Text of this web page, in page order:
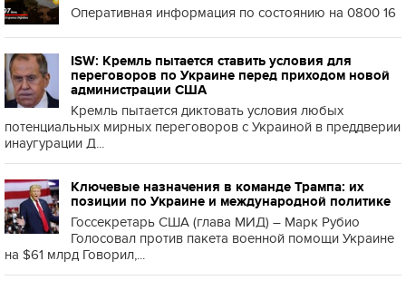
Оперативная информация по состоянию на 0800 16
ISW: Кремль пытается ставить условия для
переговоров по Украине перед приходом новой
администрации США
Кремль пытается диктовать условия любых
потенциальных мирных переговоров с Украиной в преддверии
инаугурации Д...
Ключевые назначения в команде Трампа: их
позиции по Украине и международной политике
Госсекретарь США (глава МИД) – Марк Рубио
Голосовал против пакета военной помощи Украине
на $61 млрд Говорил,...